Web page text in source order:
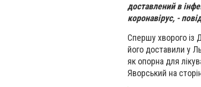
доставлений в
коронавірус, -
Спершу хворого із
його доставили у
як опорна для
Яворський на